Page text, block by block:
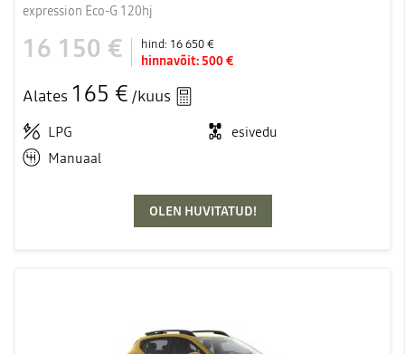
expression Eco-G 120hj
16 150 € hind: 16 650 €
hinnavõit: 500 €
Alates 165 € /kuus
LPG
esivedu
Manuaal
OLEN HUVITATUD!